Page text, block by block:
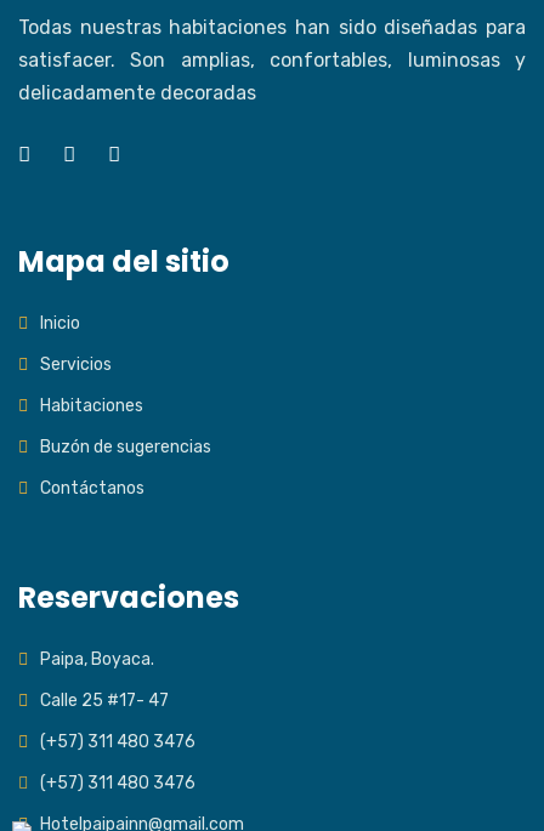
Todas nuestras habitaciones han sido diseñadas para
satisfacer. Son amplias, confortables, luminosas y
delicadamente decoradas
Mapa del sitio
Inicio
Servicios
Habitaciones
Buzón de sugerencias
Contáctanos
Reservaciones
Paipa, Boyaca.
Calle 25 #17- 47
(+57) 311 480 3476
(+57) 311 480 3476
Hotelpaipainn@gmail.com